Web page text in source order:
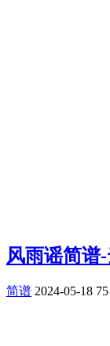
风雨谣简谱
简谱 2024-05-18 75